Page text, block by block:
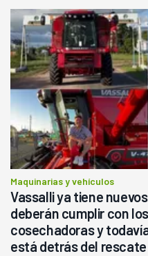
Maquinarias y vehículos
Vassalli ya tiene
deberán cumplir con
cosechadoras y
está detrás del